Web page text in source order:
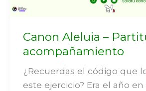
Canon Aleluia –
acompañamiento
¿Recuerdas el código que
este ejercicio? Era el año